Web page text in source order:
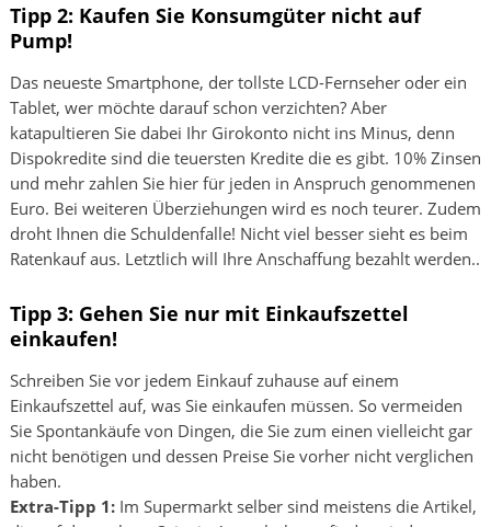
Tipp 2: Kaufen Sie Konsumgüter nicht auf
Pump!
Das neueste Smartphone, der tollste LCD-Fernseher oder ein
Tablet, wer möchte darauf schon verzichten? Aber
katapultieren Sie dabei Ihr Girokonto nicht ins Minus, denn
Dispokredite sind die teuersten Kredite die es gibt. 10% Zinsen
und mehr zahlen Sie hier für jeden in Anspruch genommenen
Euro. Bei weiteren Überziehungen wird es noch teurer. Zudem
droht Ihnen die Schuldenfalle! Nicht viel besser sieht es beim
Ratenkauf aus. Letztlich will Ihre Anschaffung bezahlt werden..
Tipp 3: Gehen Sie nur mit Einkaufszettel
einkaufen!
Schreiben Sie vor jedem Einkauf zuhause auf einem
Einkaufszettel auf, was Sie einkaufen müssen. So vermeiden
Sie Spontankäufe von Dingen, die Sie zum einen vielleicht gar
nicht benötigen und dessen Preise Sie vorher nicht verglichen
haben.
Extra-Tipp 1: Im Supermarkt selber sind meistens die Artikel,